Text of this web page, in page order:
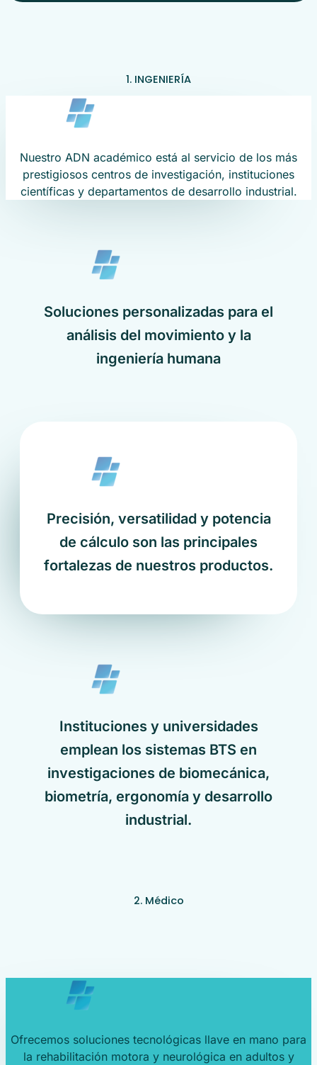
1. INGENIERÍA
Nuestro ADN académico está al servicio de los más
prestigiosos centros de investigación, instituciones
científicas y departamentos de desarrollo industrial.
Soluciones personalizadas para el
análisis del movimiento y la
ingeniería humana
Precisión, versatilidad y potencia
de cálculo son las principales
fortalezas de nuestros productos.
Instituciones y universidades
emplean los sistemas BTS en
investigaciones de biomecánica,
biometría, ergonomía y desarrollo
industrial.
2. Médico
Ofrecemos soluciones tecnológicas llave en mano para
la rehabilitación motora y neurológica en adultos y